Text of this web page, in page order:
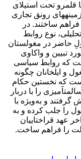
قلمرو تحت استیلای
رونق تجاری
ساختند. در
نوع روابط
حاضر در مغولستان
تبیین و واکاوی
که روابط سیاسی
و ایلخانان چگونه
که نخستین حکام
را با دربار
گرفتند و به‌ویژه با
را جلب کرده و به
عهد قراختاییان
را فراهم ساخت.